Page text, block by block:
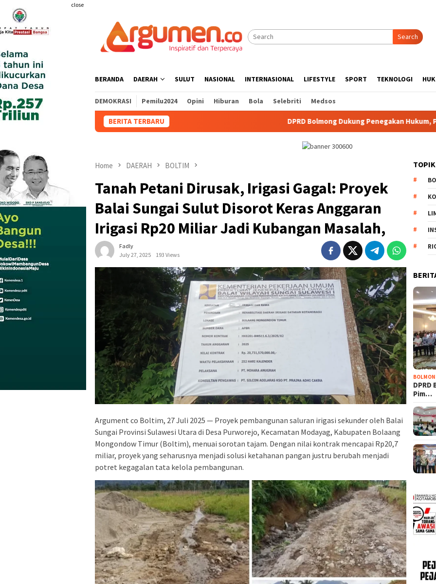
content
close
Search
BERANDA DAERAH SULUT NASIONAL INTERNASIONAL LIFESTYLE SPORT TEKNOLOGI
DEMOKRASI Pemilu2024 Opini Hiburan Bola Selebriti Medsos
BERITA TERBARU DPRD Bolmong Dukung Penegakan Hukum, Pimpinan Hadiri
Home DAERAH BOLTIM
Tanah Petani Dirusak, Irigasi Gagal: Proyek
Balai Sungai Sulut Disorot Keras Anggaran
Irigasi Rp20 Miliar Jadi Kubangan Masalah,
Fadly
July 27, 2025
193 Views
Argument co Boltim, 27 Juli 2025 — Proyek pembangunan saluran irigasi sekunder oleh Balai
Sungai Provinsi Sulawesi Utara di Desa Purworejo, Kecamatan Modayag, Kabupaten Bolaang
Mongondow Timur (Boltim), menuai sorotan tajam. Dengan nilai kontrak mencapai Rp20,7
miliar, proyek yang seharusnya menjadi solusi ketahanan pangan justru berubah menjadi
potret kegagalan tata kelola pembangunan.
Pim…